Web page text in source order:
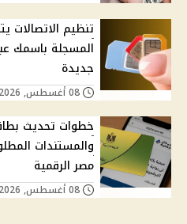
تنظيم الاتصالات
جديدة
والمستندات
مصر الرقمية